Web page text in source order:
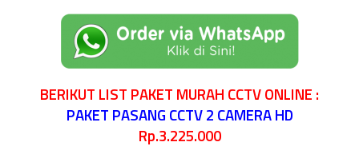
BERIKUT LIST PAKET MURAH CCTV ONLINE :
PAKET PASANG CCTV 2 CAMERA HD
Rp.3.225.000